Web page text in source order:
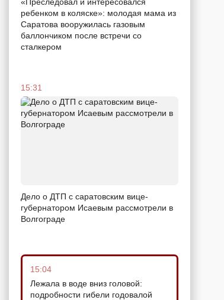
«Преследовал и интересовался
ребенком в коляске»: молодая мама из
Саратова вооружилась газовым
баллончиком после встречи со
сталкером
15:31
Дело о ДТП с саратовским вице-
губернатором Исаевым рассмотрели в
Волгограде
15:04
Лежала в воде вниз головой:
подробности гибели годовалой